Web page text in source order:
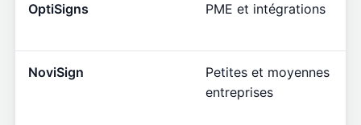
OptiSigns PME et intégrations
NoviSign
Petites et moyennes
entreprises